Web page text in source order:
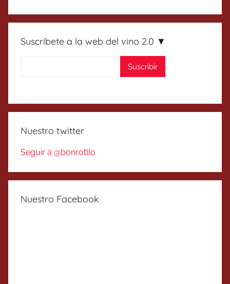
Suscríbete a la web del vino 2.0 ▼
Nuestro twitter
Seguir a @bonrotllo
Nuestro Facebook